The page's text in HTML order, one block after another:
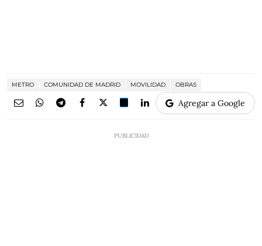
METRO COMUNIDAD DE MADRID MOVILIDAD OBRAS
Agregar a Google